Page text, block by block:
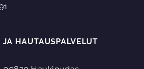
HAUTAUSPALVELUT